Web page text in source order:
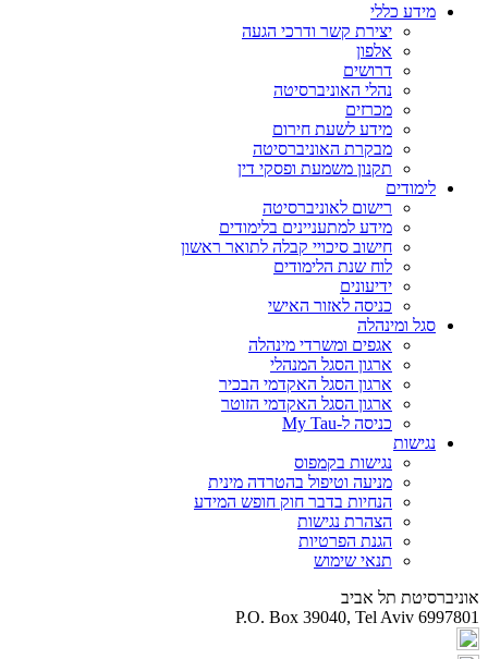
מידע כללי
יצירת קשר ודרכי הגעה
אלפון
דרושים
נהלי האוניברסיטה
מכרזים
מידע לשעת חירום
מבקרת האוניברסיטה
תקנון משמעת ופסקי דין
לימודים
רישום לאוניברסיטה
מידע למתעניינים בלימודים
חישוב סיכויי קבלה לתואר ראשון
לוח שנת הלימודים
ידיעונים
כניסה לאזור האישי
סגל ומינהלה
אגפים ומשרדי מינהלה
ארגון הסגל המנהלי
ארגון הסגל האקדמי הבכיר
ארגון הסגל האקדמי הזוטר
כניסה ל-My Tau
נגישות
נגישות בקמפוס
מניעה וטיפול בהטרדה מינית
הנחיות בדבר חוק חופש המידע
הצהרת נגישות
הגנת הפרטיות
תנאי שימוש
אוניברסיטת תל אביב
P.O. Box 39040, Tel Aviv 6997801